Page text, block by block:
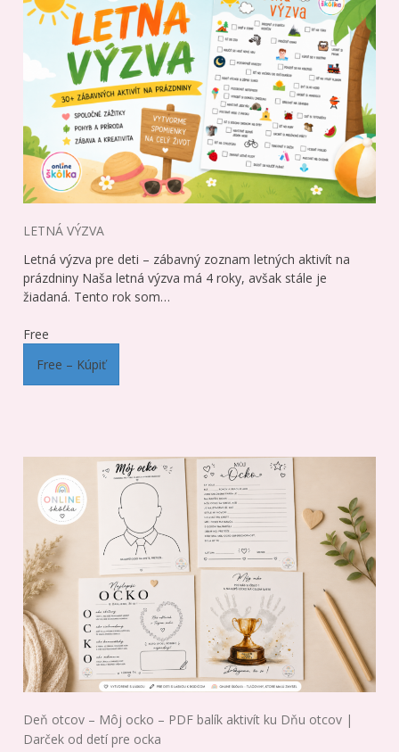
LETNÁ VÝZVA
Letná výzva pre deti – zábavný zoznam letných aktivít na
prázdniny Naša letná výzva má 4 roky, avšak stále je
žiadaná. Tento rok som…
Free
Free – Kúpiť
Deň otcov – Môj ocko – PDF balík aktivít ku Dňu otcov |
Darček od detí pre ocka